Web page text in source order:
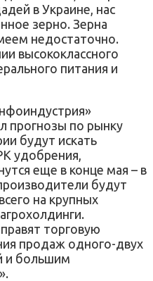
в Украине, нас
зерно. Зерна
недостаточно.
высококлассного
питания и
прогнозы по рынку
будут искать
удобрения,
еще в конце мая – в
будут
на крупных
торговую
продаж одного-двух
и большим